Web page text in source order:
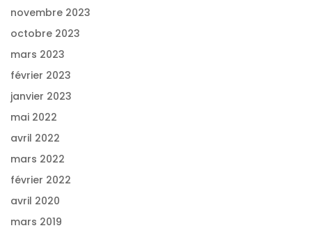
novembre 2023
octobre 2023
mars 2023
février 2023
janvier 2023
mai 2022
avril 2022
mars 2022
février 2022
avril 2020
mars 2019